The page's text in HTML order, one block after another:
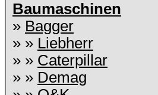
Baumaschinen
» Bagger
» » Liebherr
» » Caterpillar
» » Demag